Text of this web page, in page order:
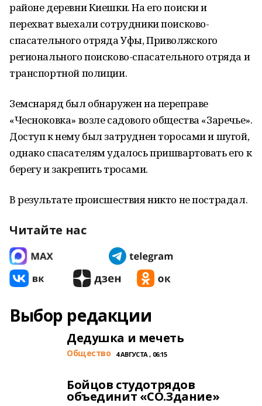
районе деревни Киешки. На его поиски и
перехват выехали сотрудники поисково-
спасательного отряда Уфы, Приволжского
регионального поисково-спасательного отряда и
транспортной полиции.
Земснаряд был обнаружен на переправе
«Чесноковка» возле садового общества «Заречье».
Доступ к нему был затруднен торосами и шугой,
однако спасателям удалось пришвартовать его к
берегу и закрепить тросами.
В результате происшествия никто не пострадал.
Читайте нас
Выбор редакции
Дедушка и мечеть
Общество 4 АВГУСТА , 06:15
Бойцов студотрядов
объединит «СО.Здание»